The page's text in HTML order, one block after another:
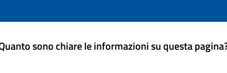
sono chiare le informazioni su questa